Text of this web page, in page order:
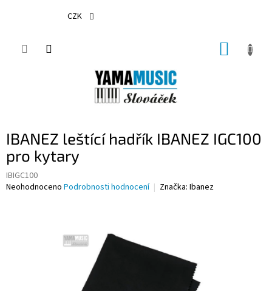
CZK
IBANEZ leštící hadřík IBANEZ IGC100
pro kytary
IBIGC100
Průměrné
Neohodnoceno Podrobnosti hodnocení Značka: Ibanez